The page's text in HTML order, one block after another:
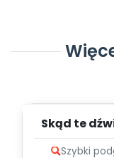
Skąd te
Szybki